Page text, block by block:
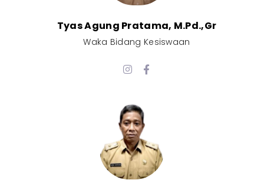
Tyas Agung Pratama, M.Pd.,Gr​
Waka Bidang Kesiswaan​